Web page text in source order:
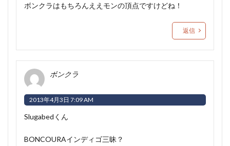
ボンクラはもちろんええモンの頂点ですけどね！
返信
ボンクラ
2013年4月3日 7:09 AM
Slugabedくん
BONCOURAインディゴ三昧？